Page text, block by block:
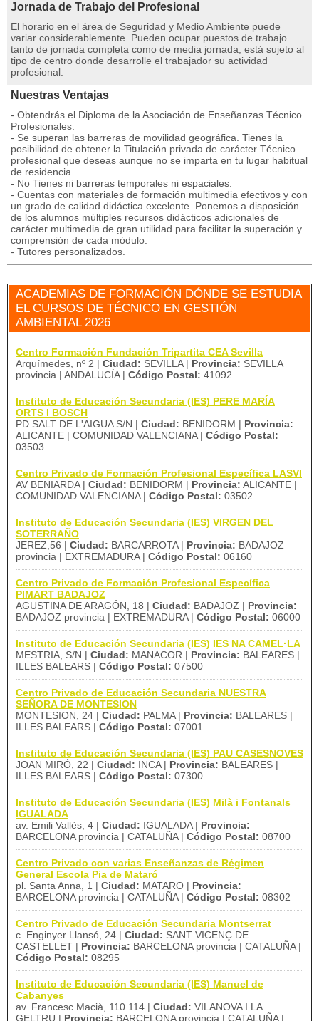
Jornada de Trabajo del Profesional
El horario en el área de Seguridad y Medio Ambiente puede
variar considerablemente. Pueden ocupar puestos de trabajo
tanto de jornada completa como de media jornada, está sujeto al
tipo de centro donde desarrolle el trabajador su actividad
profesional.
Nuestras Ventajas
- Obtendrás el Diploma de la Asociación de Enseñanzas Técnico
Profesionales.
- Se superan las barreras de movilidad geográfica. Tienes la
posibilidad de obtener la Titulación privada de carácter Técnico
profesional que deseas aunque no se imparta en tu lugar habitual
de residencia.
- No Tienes ni barreras temporales ni espaciales.
- Cuentas con materiales de formación multimedia efectivos y con
un grado de calidad didáctica excelente. Ponemos a disposición
de los alumnos múltiples recursos didácticos adicionales de
carácter multimedia de gran utilidad para facilitar la superación y
comprensión de cada módulo.
- Tutores personalizados.
ACADEMIAS DE FORMACIÓN DÓNDE SE ESTUDIA
EL CURSOS DE TÉCNICO EN GESTIÓN
AMBIENTAL 2026
Centro Formación Fundación Tripartita CEA Sevilla
Arquímedes, nº 2 | Ciudad: SEVILLA | Provincia: SEVILLA
provincia | ANDALUCÍA | Código Postal: 41092
Instituto de Educación Secundaria (IES) PERE MARÍA
ORTS I BOSCH
PD SALT DE L'AIGUA S/N | Ciudad: BENIDORM | Provincia:
ALICANTE | COMUNIDAD VALENCIANA | Código Postal:
03503
Centro Privado de Formación Profesional Específica LASVI
AV BENIARDA | Ciudad: BENIDORM | Provincia: ALICANTE |
COMUNIDAD VALENCIANA | Código Postal: 03502
Instituto de Educación Secundaria (IES) VIRGEN DEL
SOTERRAÑO
JEREZ,56 | Ciudad: BARCARROTA | Provincia: BADAJOZ
provincia | EXTREMADURA | Código Postal: 06160
Centro Privado de Formación Profesional Específica
PIMART BADAJOZ
AGUSTINA DE ARAGÓN, 18 | Ciudad: BADAJOZ | Provincia:
BADAJOZ provincia | EXTREMADURA | Código Postal: 06000
Instituto de Educación Secundaria (IES) IES NA CAMEL·LA
MESTRIA, S/N | Ciudad: MANACOR | Provincia: BALEARES |
ILLES BALEARS | Código Postal: 07500
Centro Privado de Educación Secundaria NUESTRA
SEÑORA DE MONTESION
MONTESION, 24 | Ciudad: PALMA | Provincia: BALEARES |
ILLES BALEARS | Código Postal: 07001
Instituto de Educación Secundaria (IES) PAU CASESNOVES
JOAN MIRÓ, 22 | Ciudad: INCA | Provincia: BALEARES |
ILLES BALEARS | Código Postal: 07300
Instituto de Educación Secundaria (IES) Milà i Fontanals
IGUALADA
av. Emili Vallès, 4 | Ciudad: IGUALADA | Provincia:
BARCELONA provincia | CATALUÑA | Código Postal: 08700
Centro Privado con varias Enseñanzas de Régimen
General Escola Pia de Mataró
pl. Santa Anna, 1 | Ciudad: MATARO | Provincia:
BARCELONA provincia | CATALUÑA | Código Postal: 08302
Centro Privado de Educación Secundaria Montserrat
c. Enginyer Llansó, 24 | Ciudad: SANT VICENÇ DE
CASTELLET | Provincia: BARCELONA provincia | CATALUÑA |
Código Postal: 08295
Instituto de Educación Secundaria (IES) Manuel de
Cabanyes
av. Francesc Macià, 110 114 | Ciudad: VILANOVA I LA
GELTRU | Provincia: BARCELONA provincia | CATALUÑA |